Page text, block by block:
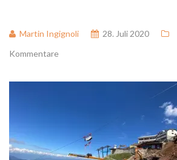
Martin Ingignoli 28. Juli 2020
Kommentare